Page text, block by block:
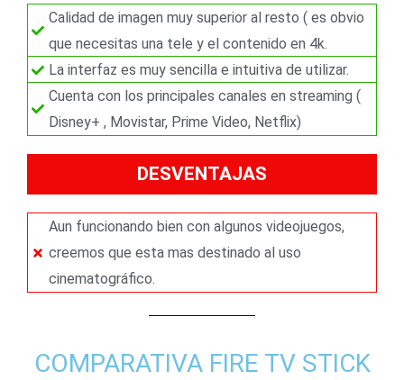
Calidad de imagen muy superior al resto ( es obvio
que necesitas una tele y el contenido en 4k.
La interfaz es muy sencilla e intuitiva de utilizar.
Cuenta con los principales canales en streaming (
Disney+ , Movistar, Prime Video, Netflix)
DESVENTAJAS
Aun funcionando bien con algunos videojuegos,
creemos que esta mas destinado al uso
cinematográfico.
COMPARATIVA FIRE TV STICK